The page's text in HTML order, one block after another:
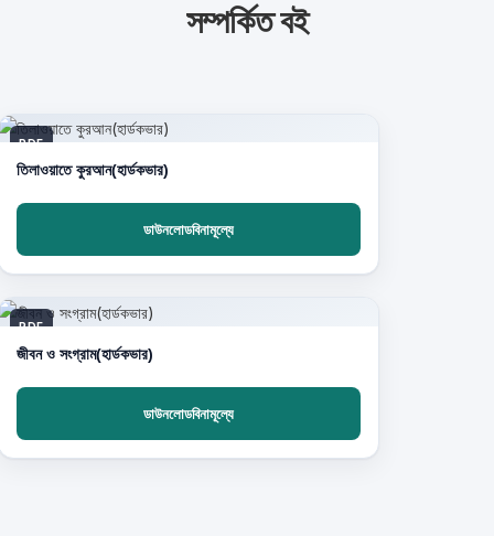
সম্পর্কিত বই
PDF
তিলাওয়াতে কুরআন(হার্ডকভার)
ডাউনলোডবিনামূল্যে
PDF
জীবন ও সংগ্রাম(হার্ডকভার)
ডাউনলোডবিনামূল্যে